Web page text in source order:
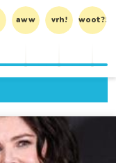
aww vrh! woot?!